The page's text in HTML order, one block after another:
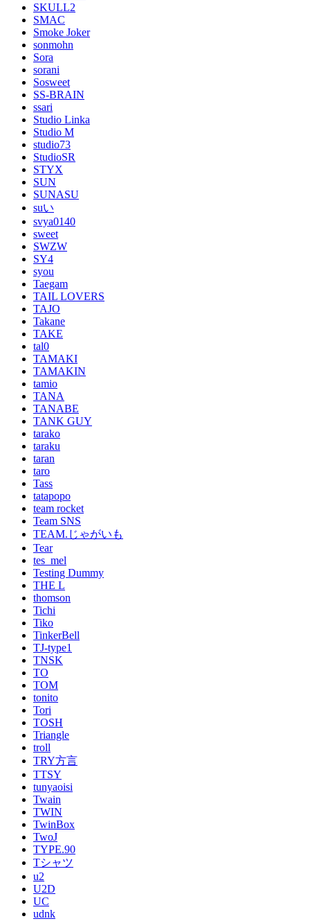
SKULL2
SMAC
Smoke Joker
sonmohn
Sora
sorani
Sosweet
SS-BRAIN
ssari
Studio Linka
Studio M
studio73
StudioSR
STYX
SUN
SUNASU
suい
svya0140
sweet
SWZW
SY4
syou
Taegam
TAIL LOVERS
TAJO
Takane
TAKE
tal0
TAMAKI
TAMAKIN
tamio
TANA
TANABE
TANK GUY
tarako
taraku
taran
taro
Tass
tatapopo
team rocket
Team SNS
TEAM.じゃがいも
Tear
tes_mel
Testing Dummy
THE L
thomson
Tichi
Tiko
TinkerBell
TJ-type1
TNSK
TO
TOM
tonito
Tori
TOSH
Triangle
troll
TRY方言
TTSY
tunyaoisi
Twain
TWIN
TwinBox
TwoJ
TYPE.90
Tシャツ
u2
U2D
UC
udnk